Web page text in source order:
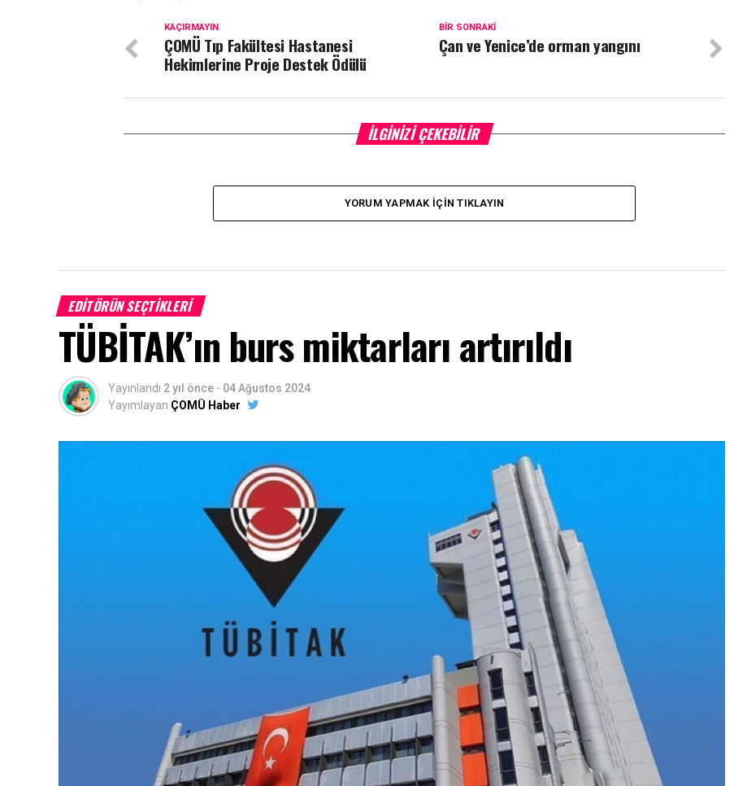
BIR SONRAKI
Çan ve Yenice’de orman yangını
KAÇIRMAYIN
ÇOMÜ Tıp Fakültesi Hastanesi
Hekimlerine Proje Destek Ödülü
İLGINIZI ÇEKEBILIR
YORUM YAPMAK İÇIN TIKLAYIN
EDITÖRÜN SEÇTIKLERI
TÜBİTAK’ın burs miktarları artırıldı
Yayınlandı 2 yıl önce - 04 Ağustos 2024
Yayımlayan ÇOMÜ Haber